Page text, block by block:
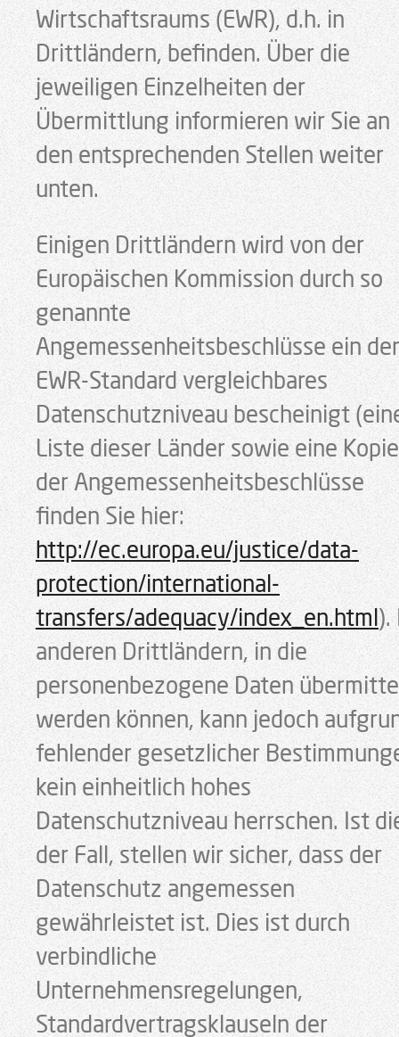
Wirtschaftsraums (EWR), d.h. in
Drittländern, befinden. Über die
jeweiligen Einzelheiten der
Übermittlung informieren wir Sie an
den entsprechenden Stellen weiter
unten.
Einigen Drittländern wird von der
Europäischen Kommission durch so
genannte
Angemessenheitsbeschlüsse ein
EWR-Standard vergleichbares
Datenschutzniveau bescheinigt
Liste dieser Länder sowie eine Kopie
der Angemessenheitsbeschlüsse
finden Sie hier:
http://ec.europa.eu/justice/data-
protection/international-
transfers/adequacy/index_en.html).
anderen Drittländern, in die
personenbezogene Daten
werden können, kann jedoch
fehlender gesetzlicher
kein einheitlich hohes
Datenschutzniveau herrschen. Ist
der Fall, stellen wir sicher, dass der
Datenschutz angemessen
gewährleistet ist. Dies ist durch
verbindliche
Unternehmensregelungen,
Standardvertragsklauseln der